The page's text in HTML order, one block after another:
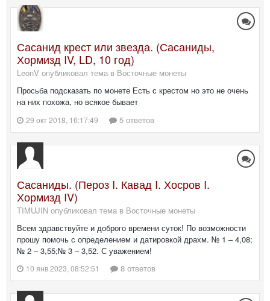
Сасанид крест или звезда. (Сасаниды,
Хормизд IV, LD, 10 год)
LeonV опубликовал тема в Восточные монеты
Просьба подсказать по монете Есть с крестом но это не очень
на них похожа, но всякое бывает
29 окт 2018, 16:17:49 5 ответов
Сасаниды. (Пероз I. Кавад I. Хосров I.
Хормизд IV)
TIMUJIN опубликовал тема в Восточные монеты
Всем здравствуйте и доброго времени суток! По возможности
прошу помочь с определением и датировкой драхм. № 1 – 4,08;
№ 2 – 3,55;№ 3 – 3,52. С уважением!
10 янв 2023, 08:52:51 8 ответов